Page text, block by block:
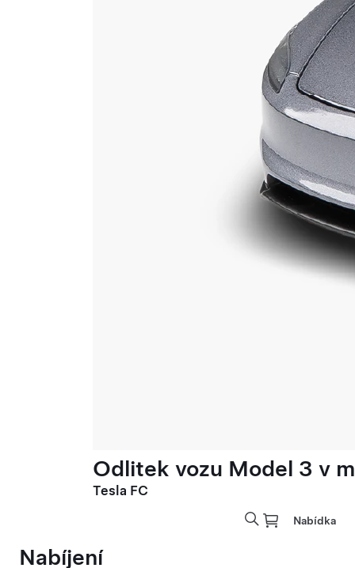
Odlitek vozu Model 3 v
Tesla FC
Nabídka
Nabíjení